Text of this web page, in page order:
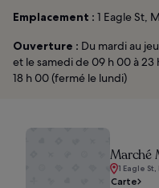
Emplacement : 1 Eagle St,
Ouverture : Du mardi au
et le samedi de 09 h 00 à
18 h 00 (fermé le lundi)
Marché
1 Eagle
Carte